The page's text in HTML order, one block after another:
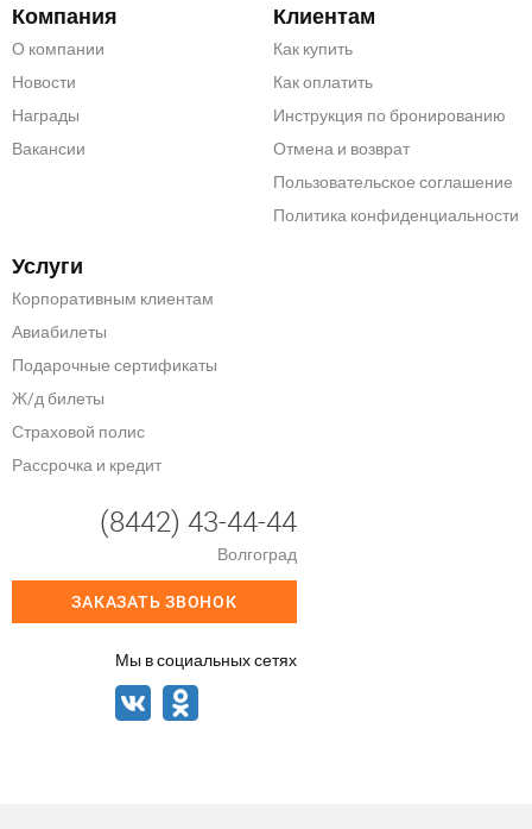
Компания
О компании
Новости
Награды
Вакансии
Клиентам
Как купить
Как оплатить
Инструкция по бронированию
Отмена и возврат
Пользовательское соглашение
Политика конфиденциальности
Услуги
Корпоративным клиентам
Авиабилеты
Подарочные сертификаты
Ж/д билеты
Страховой полис
Рассрочка и кредит
(8442) 43-44-44
Волгоград
ЗАКАЗАТЬ ЗВОНОК
Мы в социальных сетях